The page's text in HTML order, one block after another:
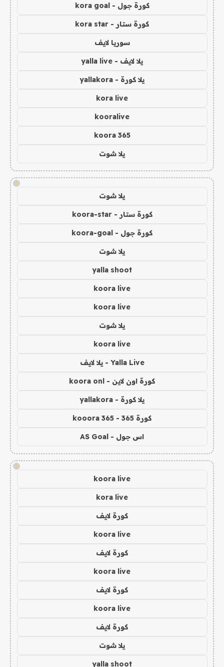
كورة جول - kora goal
كورة ستار - kora star
سوريا لايف
يلا لايف - yalla live
يلا كورة - yallakora
kora live
kooralive
koora 365
يلا شوت
!
يلا شوت
كورة ستار - koora-star
كورة جول - koora-goal
يلا شوت
yalla shoot
koora live
koora live
يلا شوت
koora live
Yalla Live - يلا لايف
كورة اون لاين - koora onl
يلا كورة - yallakora
كورة 365 - kooora 365
اس جول - AS Goal
!
koora live
kora live
كورة لايف
koora live
كورة لايف
koora live
كورة لايف
koora live
كورة لايف
يلا شوت
yalla shoot